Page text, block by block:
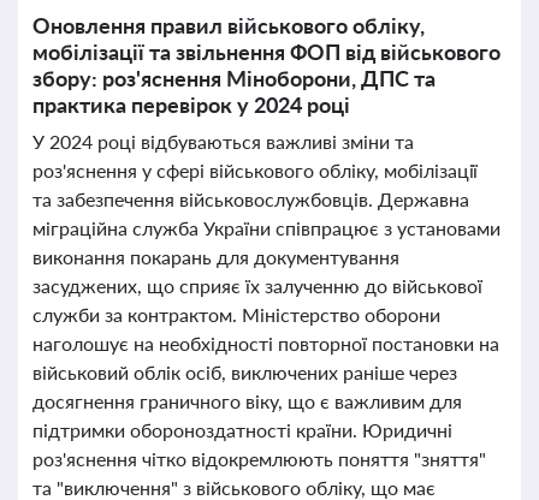
Оновлення правил військового обліку,
мобілізації та звільнення ФОП від військового
збору: роз'яснення Міноборони, ДПС та
практика перевірок у 2024 році
У 2024 році відбуваються важливі зміни та
роз'яснення у сфері військового обліку, мобілізації
та забезпечення військовослужбовців. Державна
міграційна служба України співпрацює з установами
виконання покарань для документування
засуджених, що сприяє їх залученню до військової
служби за контрактом. Міністерство оборони
наголошує на необхідності повторної постановки на
військовий облік осіб, виключених раніше через
досягнення граничного віку, що є важливим для
підтримки обороноздатності країни. Юридичні
роз'яснення чітко відокремлюють поняття "зняття"
та "виключення" з військового обліку, що має